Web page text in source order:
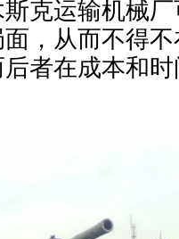
克运输机械
，从而不得
者在成本和